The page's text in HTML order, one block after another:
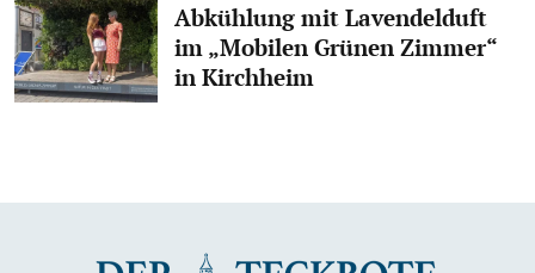
Abkühlung mit Lavendelduft
im „Mobilen Grünen Zimmer“
in Kirchheim